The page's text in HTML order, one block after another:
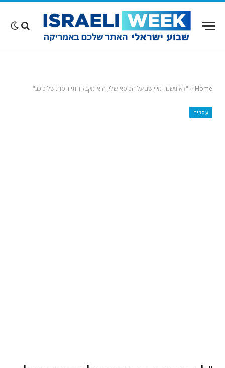
Home
» "לא משנה מי יושב על הכיסא שלי, הוא מקבל התייחסות של כוכב"
עסקים